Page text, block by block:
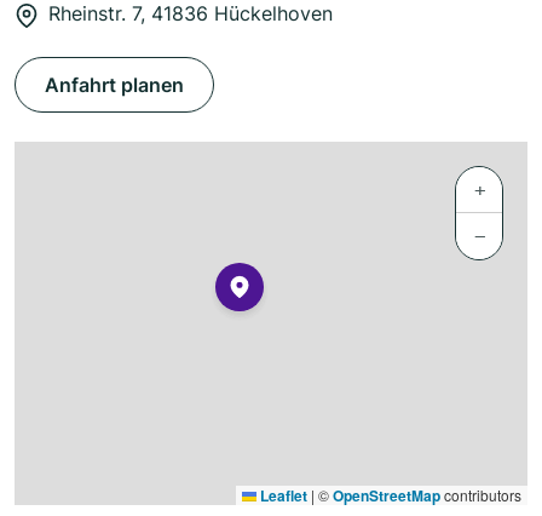
Rheinstr. 7, 41836 Hückelhoven
Anfahrt planen
+
−
Leaflet | ©OpenStreetMapcontributors